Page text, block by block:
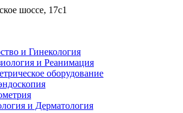
шоссе, 17с1
и Гинекология
и Реанимация
оборудование
и Дерматология